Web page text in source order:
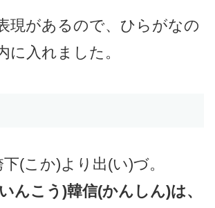
現があるので、ひらがなの
に入れました。
(こか)より出(い)づ。
んこう)韓信(かんしん)は、